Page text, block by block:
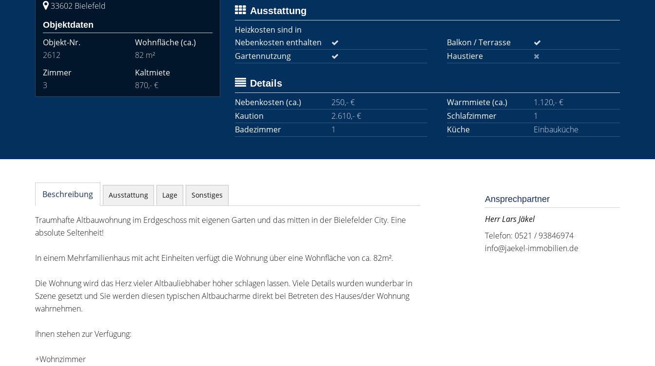
33602 Bielefeld
Objektdaten
Objekt-Nr.
2612
Wohnfläche(ca.)
82 m²
Zimmer
3
Kaltmiete
870,- €
Ausstattung
Heizkosten sind in
Nebenkosten enthalten
Balkon / Terrasse
Gartennutzung
Haustiere
Details
Nebenkosten (ca.)
250,- € Warmmiete (ca.)
1.120,- €
Kaution
2.610,- € Schlafzimmer
1
Badezimmer
1 Küche Einbauküche
Beschreibung Ausstattung Lage Sonstiges
Traumhafte Altbauwohnung im Erdgeschoss mit eigenen Garten und das mitten in der Bielefelder City. Eine
absolute Seltenheit!
In einem Mehrfamilienhaus mit acht Einheiten verfügt die Wohnung über eine Wohnfläche von ca. 82m².
Die Wohnung wird das Herz vieler Altbauliebhaber höher schlagen lassen. Viele Details wurden wunderbar in
Szene gesetzt und Sie werden diesen typischen Altbaucharme direkt bei Betreten des Hauses/der Wohnung
wahrnehmen.
Ihnen stehen zur Verfügung:
+Wohnzimmer
Ansprechpartner
Herr Lars Jäkel
Telefon: 0521 / 93846974
info@jaekel-immobilien.de